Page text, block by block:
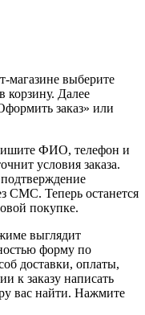
магазине выберите
корзину. Далее
заказ» или
ФИО, телефон и
условия заказа.
СМС. Теперь останется
покупке.
выглядит
форму по
доставки, оплаты,
к заказу написать
вас найти. Нажмите